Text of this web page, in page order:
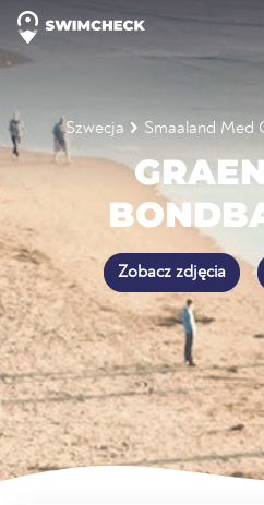
Szwecja Smaaland Med
Zobacz zdjęcia